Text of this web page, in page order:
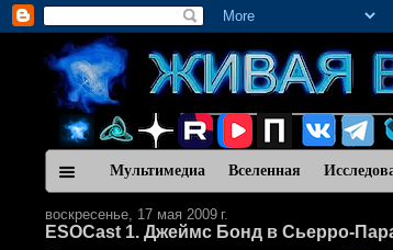
Мультимедиа Вселенная
воскресенье, 17 мая 2009 г.
ESOCast 1. Джеймс Бонд в Сьерро-